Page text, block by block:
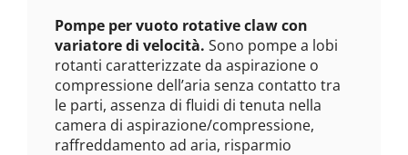
Pompe per vuoto rotative claw con
variatore di velocità. Sono pompe a lobi
rotanti caratterizzate da aspirazione o
compressione dell’aria senza contatto tra
le parti, assenza di fluidi di tenuta nella
camera di aspirazione/compressione,
raffreddamento ad aria, risparmio